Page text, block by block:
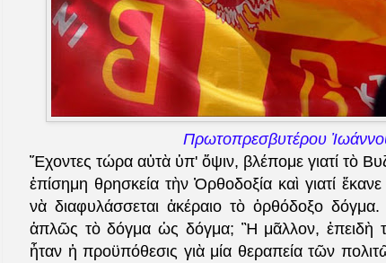
Πρωτοπρεσβυτέρου
Ἔχοντες τώρα αὐτὰ ὑπ' ὄψιν, βλέπομε γιατί τὸ
ἐπίσημη θρησκεία τὴν Ὀρθοδοξία καὶ γιατί
νὰ διαφυλάσσεται ἀκέραιο τὸ ὀρθόδοξο δόγμα.
ἁπλῶς τὸ δόγμα ὡς δόγμα; Ἢ μᾶλλον, ἐπειδὴ
ἦταν ἡ προϋπόθεσις γιὰ μία θεραπεία τῶν